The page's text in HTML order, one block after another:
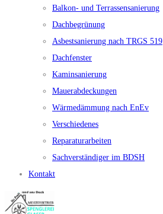
Balkon- und Terrassensanierung
Dachbegrünung
Asbestsanierung nach TRGS 519
Dachfenster
Kaminsanierung
Mauerabdeckungen
Wärmedämmung nach EnEv
Verschiedenes
Reparaturarbeiten
Sachverständiger im BDSH
Kontakt